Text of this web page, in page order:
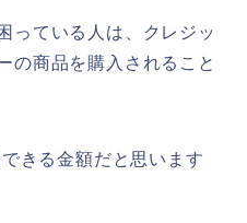
っている人は、クレジッ
の商品を購入されること
きる金額だと思います